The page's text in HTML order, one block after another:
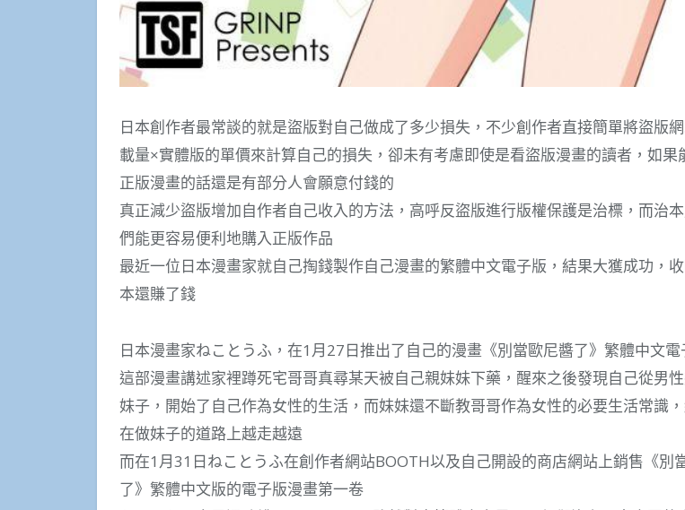
日本創作者最常談的就是盜版對自己做成了多少損失，不少創作者直接簡單將盜版
載量×實體版的單價來計算自己的損失，卻未有考慮即使是看盜版漫畫的讀者，如果
正版漫畫的話還是有部分人會願意付錢的
真正減少盜版增加自作者自己收入的方法，高呼反盜版進行版權保護是治標，而治
們能更容易便利地購入正版作品
最近一位日本漫畫家就自己掏錢製作自己漫畫的繁體中文電子版，結果大獲成功，
本還賺了錢
日本漫畫家ねことうふ，在1月27日推出了自己的漫畫《別當歐尼醬了》繁體中文電
這部漫畫講述家裡蹲死宅哥哥真尋某天被自己親妹妹下藥，醒來之後發現自己從男
妹子，開始了自己作為女性的生活，而妹妹還不斷教哥哥作為女性的必要生活常識
在做妹子的道路上越走越遠
而在1月31日ねことうふ在創作者網站BOOTH以及自己開設的商店網站上銷售《別
了》繁體中文版的電子版漫畫第一卷